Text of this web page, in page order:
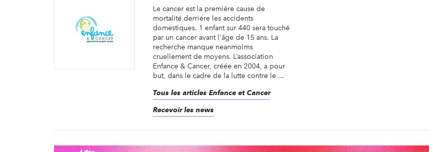
Le cancer est la premiére cause de
mortalité derriére les accidents
domestiques. 1 enfant sur 440 sera touché
par un cancer avant l'âge de 15 ans. La
recherche manque neanmoims
cruellement de moyens. L’association
Enfance & Cancer, créée en 2004, a pour
but, dans le cadre de la lutte contre le ...
Tous les articles Enfance et Cancer
Recevoir les news